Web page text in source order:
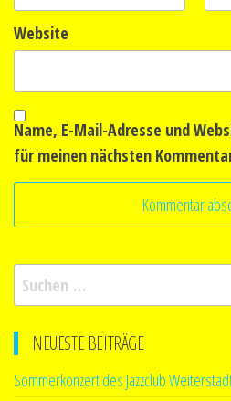
Website
Name, E-Mail-Adresse und
für meinen nächsten
Suchen
nach:
NEUESTE BEITRÄGE
Sommerkonzert des Jazzclub